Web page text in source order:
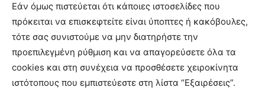
Εάν όμως πιστεύεται ότι κάποιες ιστοσελίδες που
πρόκειται να επισκεφτείτε είναι ύποπτες ή κακόβουλες,
τότε σας συνιστούμε να μην διατηρήστε την
προεπιλεγμένη ρύθμιση και να απαγορεύσετε όλα τα
cookies και στη συνέχεια να προσθέσετε χειροκίνητα
ιστότοπους που εμπιστεύεστε στη λίστα “Εξαιρέσεις”.